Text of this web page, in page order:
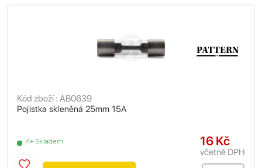
Pojistka skleněná 25mm 15A
Kód zboží : AB0639
4+ Skladem 16 Kč
včetně DPH